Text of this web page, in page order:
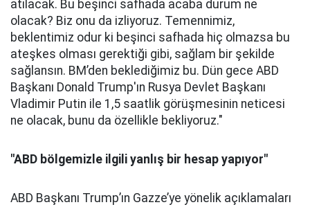
atılacak. Bu beşinci safhada acaba durum ne
olacak? Biz onu da izliyoruz. Temennimiz,
beklentimiz odur ki beşinci safhada hiç olmazsa bu
ateşkes olması gerektiği gibi, sağlam bir şekilde
sağlansın. BM’den beklediğimiz bu. Dün gece ABD
Başkanı Donald Trump'ın Rusya Devlet Başkanı
Vladimir Putin ile 1,5 saatlik görüşmesinin neticesi
ne olacak, bunu da özellikle bekliyoruz."
"ABD bölgemizle ilgili yanlış bir hesap yapıyor"
ABD Başkanı Trump’ın Gazze’ye yönelik açıklamaları